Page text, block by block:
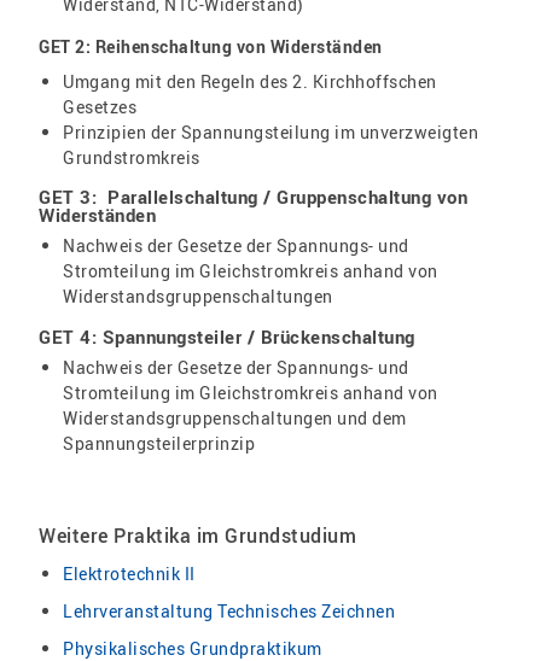
GET 2: Reihenschaltung von Widerständen
Umgang mit den Regeln des 2. Kirchhoffschen
Gesetzes
Prinzipien der Spannungsteilung im unverzweigten
Grundstromkreis
GET 3: Parallelschaltung / Gruppenschaltung von
Widerständen
Nachweis der Gesetze der Spannungs- und
Stromteilung im Gleichstromkreis anhand von
Widerstandsgruppenschaltungen
GET 4: Spannungsteiler / Brückenschaltung
Nachweis der Gesetze der Spannungs- und
Stromteilung im Gleichstromkreis anhand von
Widerstandsgruppenschaltungen und dem
Spannungsteilerprinzip
Weitere Praktika im Grundstudium
Elektrotechnik II
Lehrveranstaltung Technisches Zeichnen
Physikalisches Grundpraktikum